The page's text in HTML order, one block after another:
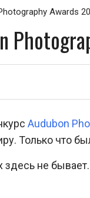
Awards
Audubon
Только что
не бывает.